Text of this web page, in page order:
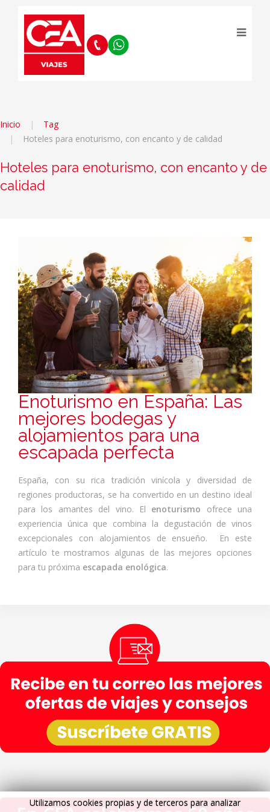
Inicio
Tag
Hoteles para enoturismo, con encanto y de calidad
Hoteles para enoturismo, con encanto y de
calidad
Enoturismo en España: Las
mejores bodegas y
alojamientos para una
escapada perfecta
España, con su rica tradición vinícola y diversidad de
regiones productoras, se ha convertido en un destino ideal
para los amantes del vino. El enoturismo ofrece una
experiencia única que combina la degustación de vinos
excepcionales con alojamientos de ensueño. En este
artículo te mostramos algunas de las mejores opciones
para tu próxima escapada enológica.
Utilizamos cookies propias y de terceros para analizar